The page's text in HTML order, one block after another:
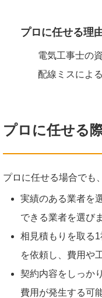
プロに任せる理
電気工事士の
配線ミスによ
プロに任せる
プロに任せる場合でも
実績のある業者を
できる業者を選び
相見積もりを取る
を依頼し、費用や
契約内容をしっか
費用が発生する可